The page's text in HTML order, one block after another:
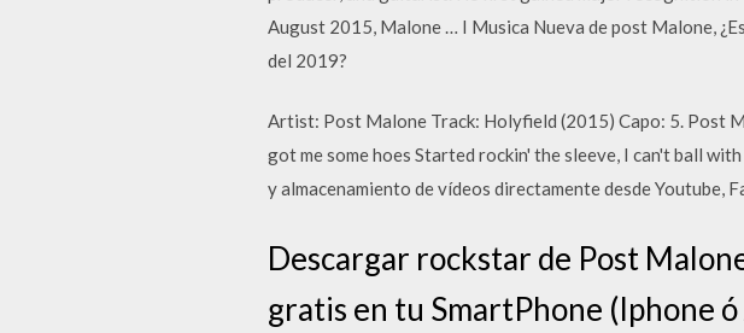
August 2015, Malone … I Musica Nueva de post Malone,
del 2019?
Artist: Post Malone Track: Holyfield (2015) Capo: 5. Post
got me some hoes Started rockin' the sleeve, I can't ball
y almacenamiento de vídeos directamente desde Youtube,
Descargar rockstar de Post
gratis en tu SmartPhone (Iphone